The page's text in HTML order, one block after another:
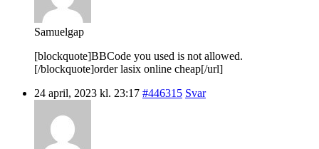
Samuelgap
[blockquote]BBCode you used is not allowed.
[/blockquote]order lasix online cheap[/url]
24 april, 2023 kl. 23:17 #446315 Svar